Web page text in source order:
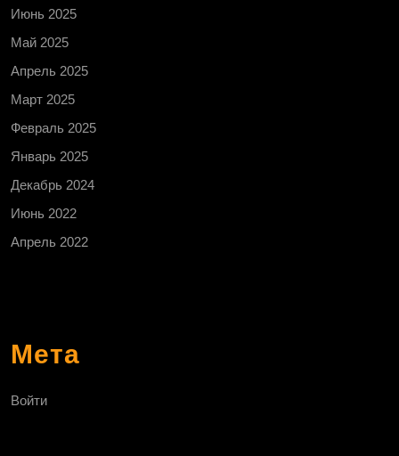
Июнь 2025
Май 2025
Апрель 2025
Март 2025
Февраль 2025
Январь 2025
Декабрь 2024
Июнь 2022
Апрель 2022
Мета
Войти